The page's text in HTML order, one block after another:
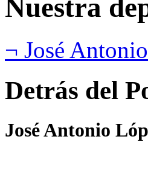
Nuestra
¬ José
Detrás del
José Antonio